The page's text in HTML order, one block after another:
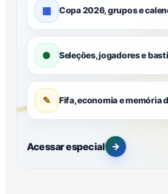
▦ Copa 2026, grupos e
● Seleções, jogadores e
✎ Fifa, economia e memória
Acessar especial →